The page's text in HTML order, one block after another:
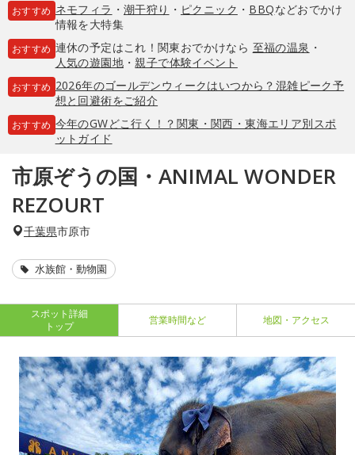
おすすめ ネモフィラ ・ 潮干狩り ・ ピクニック ・ BBQなどおでかけ
情報を大特集
おすすめ 連休の予定はこれ！関東おでかけなら 至福の温泉 ・
人気の遊園地・親子で体験イベント
おすすめ 2026年のゴールデンウィークはいつから？混雑ピーク予
想と回避術をご紹介
おすすめ 今年のGWどこ行く！？関東・関西・東海エリア別スポ
ットガイド
市原ぞうの国・ANIMAL WONDER
REZOURT
千葉県市原市
水族館・動物園
スポット詳細
トップ
営業時間など 地図・アクセス